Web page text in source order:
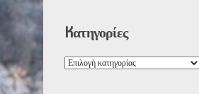
Kατηγορίες